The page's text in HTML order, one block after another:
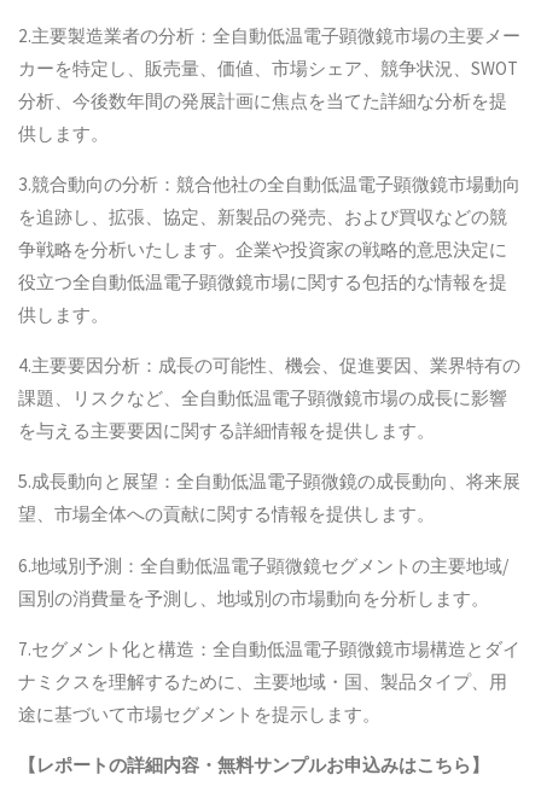
2.主要製造業者の分析：全自動低温電子顕微鏡市場の主要メー
カーを特定し、販売量、価値、市場シェア、競争状況、SWOT
分析、今後数年間の発展計画に焦点を当てた詳細な分析を提
供します。
3.競合動向の分析：競合他社の全自動低温電子顕微鏡市場動向
を追跡し、拡張、協定、新製品の発売、および買収などの競
争戦略を分析いたします。企業や投資家の戦略的意思決定に
役立つ全自動低温電子顕微鏡市場に関する包括的な情報を提
供します。
4.主要要因分析：成長の可能性、機会、促進要因、業界特有の
課題、リスクなど、全自動低温電子顕微鏡市場の成長に影響
を与える主要要因に関する詳細情報を提供します。
5.成長動向と展望：全自動低温電子顕微鏡の成長動向、将来展
望、市場全体への貢献に関する情報を提供します。
6.地域別予測：全自動低温電子顕微鏡セグメントの主要地域/
国別の消費量を予測し、地域別の市場動向を分析します。
7.セグメント化と構造：全自動低温電子顕微鏡市場構造とダイ
ナミクスを理解するために、主要地域・国、製品タイプ、用
途に基づいて市場セグメントを提示します。
【レポートの詳細内容・無料サンプルお申込みはこちら】